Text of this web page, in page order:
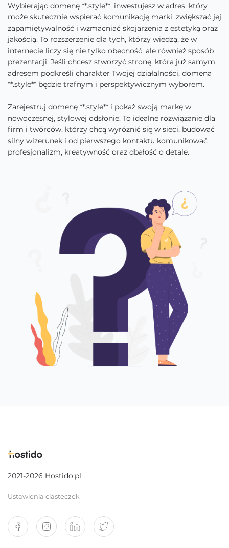
Wybierając domenę **.style**, inwestujesz w adres, który
może skutecznie wspierać komunikację marki, zwiększać jej
zapamiętywalność i wzmacniać skojarzenia z estetyką oraz
jakością. To rozszerzenie dla tych, którzy wiedzą, że w
internecie liczy się nie tylko obecność, ale również sposób
prezentacji. Jeśli chcesz stworzyć stronę, która już samym
adresem podkreśli charakter Twojej działalności, domena
**.style** będzie trafnym i perspektywicznym wyborem.
Zarejestruj domenę **.style** i pokaż swoją markę w
nowoczesnej, stylowej odsłonie. To idealne rozwiązanie dla
firm i twórców, którzy chcą wyróżnić się w sieci, budować
silny wizerunek i od pierwszego kontaktu komunikować
profesjonalizm, kreatywność oraz dbałość o detale.
2021-2026 Hostido.pl
Ustawienia ciasteczek